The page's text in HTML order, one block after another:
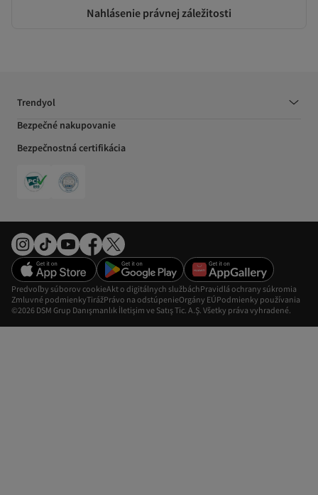
Nahlásenie právnej záležitosti
Trendyol
Bezpečné nakupovanie
Bezpečnostná certifikácia
©2026 DSM Grup Danışmanlık İletişim ve Satış Tic. A.Ş. Všetky práva vyhradené.
Predvoľby súborov cookieAkt o digitálnych službáchPravidlá ochrany súkromia
Zmluvné podmienkyTirážPrávo na odstúpenieOrgány EÚPodmienky používania